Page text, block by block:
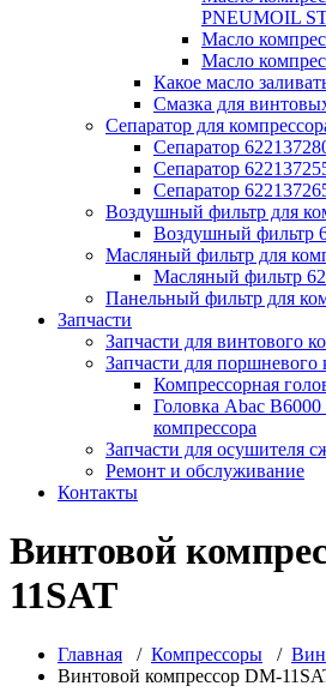
PNEUMOIL
Масло
Масло
Какое масло
Смазка для
Сепаратор для
Сепаратор
Сепаратор
Сепаратор
Воздушный фильтр для
Воздушный фильтр
Масляный фильтр для
Масляный фильтр
Панельный фильтр для
Запчасти
Запчасти для винтового
Запчасти для поршневого
Компрессорная
Головка Abac
компрессора
Запчасти для осушителя
Ремонт и обслуживание
Контакты
Винтовой
11SAT
Главная / Компрессоры /
Винтовой компрессор DM-